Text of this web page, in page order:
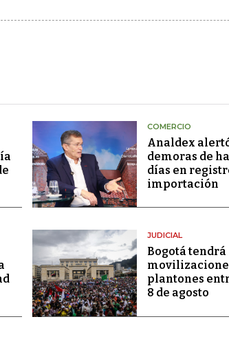
COMERCIO
Analdex
demoras de
días en
importación
JUDICIAL
Bogotá tendrá
plantones
8 de agosto